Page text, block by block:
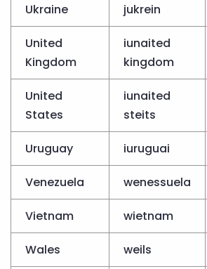
Ukraine jukrein
United
Kingdom
iunaited
kingdom
United
States
iunaited
steits
Uruguay iuruguai
Venezuela wenessuela
Vietnam wietnam
Wales weils